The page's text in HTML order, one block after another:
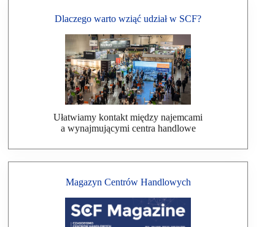
Dlaczego warto wziąć udział w SCF?
Ułatwiamy kontakt między najemcami
a wynajmującymi centra handlowe
Magazyn Centrów Handlowych